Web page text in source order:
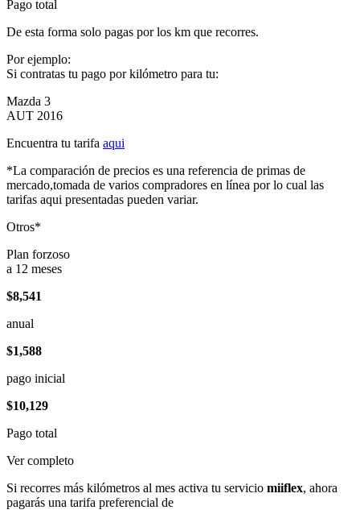
Pago total
De esta forma solo pagas por los km que recorres.
Por ejemplo:
Si contratas tu pago por kilómetro para tu:
Mazda 3
AUT 2016
Encuentra tu tarifa aqui
*La comparación de precios es una referencia de primas de
mercado,tomada de varios compradores en línea por lo cual las
tarifas aqui presentadas pueden variar.
Otros*
Plan forzoso
a 12 meses
$8,541
anual
$1,588
pago inicial
$10,129
Pago total
Ver completo
Si recorres más kilómetros al mes activa tu servicio miiflex, ahora
pagarás una tarifa preferencial de